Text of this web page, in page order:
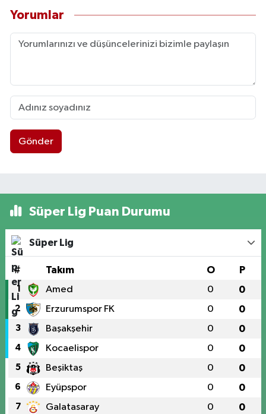
Yorumlar
Gönder
Süper Lig Puan Durumu
Süper Lig
# Takım O P
1 Amed 0 0
2 Erzurumspor FK 0 0
3 Başakşehir 0 0
4 Kocaelispor 0 0
5 Beşiktaş 0 0
6 Eyüpspor 0 0
7 Galatasaray 0 0